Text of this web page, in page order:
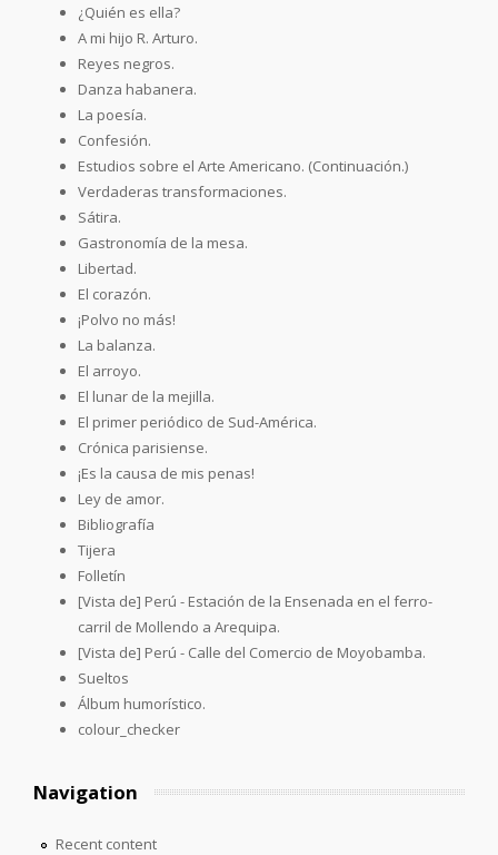
¿Quién es ella?
A mi hijo R. Arturo.
Reyes negros.
Danza habanera.
La poesía.
Confesión.
Estudios sobre el Arte Americano. (Continuación.)
Verdaderas transformaciones.
Sátira.
Gastronomía de la mesa.
Libertad.
El corazón.
¡Polvo no más!
La balanza.
El arroyo.
El lunar de la mejilla.
El primer periódico de Sud-América.
Crónica parisiense.
¡Es la causa de mis penas!
Ley de amor.
Bibliografía
Tijera
Folletín
[Vista de] Perú - Estación de la Ensenada en el ferro-
carril de Mollendo a Arequipa.
[Vista de] Perú - Calle del Comercio de Moyobamba.
Sueltos
Álbum humorístico.
colour_checker
Navigation
Recent content